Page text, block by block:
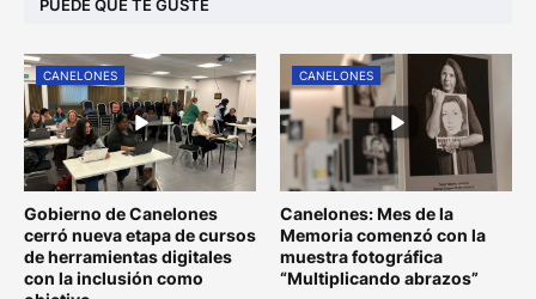
PUEDE QUE TE GUSTE
CANELONES
Gobierno de Canelones
cerró nueva etapa de cursos
de herramientas digitales
con la inclusión como
CANELONES
Canelones: Mes de la
Memoria comenzó con la
muestra fotográfica
“Multiplicando abrazos”